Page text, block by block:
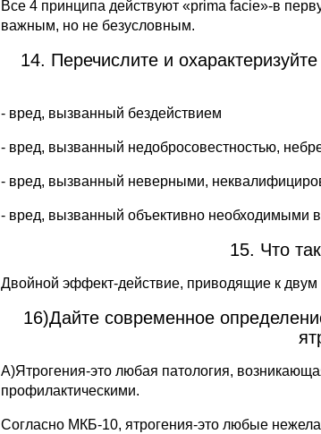
Все 4 принципа действуют «prima facie»-в
важным, но не безусловным.
14. Перечислите и
- вред, вызванный бездействием
- вред, вызванный недобросовестностью,
- вред, вызванный неверными,
- вред, вызванный объективно необходимыми
15. Что
Двойной эффект-действие, приводящие к
16)Дайте современное
А)Ятрогения-это любая патология,
профилактическими.
Согласно МКБ-10, ятрогения-это любые